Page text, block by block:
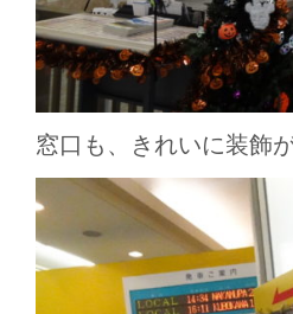
窓口も、きれいに装飾